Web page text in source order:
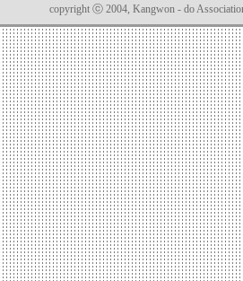
copyright ⓒ 2004, Kangwon - do